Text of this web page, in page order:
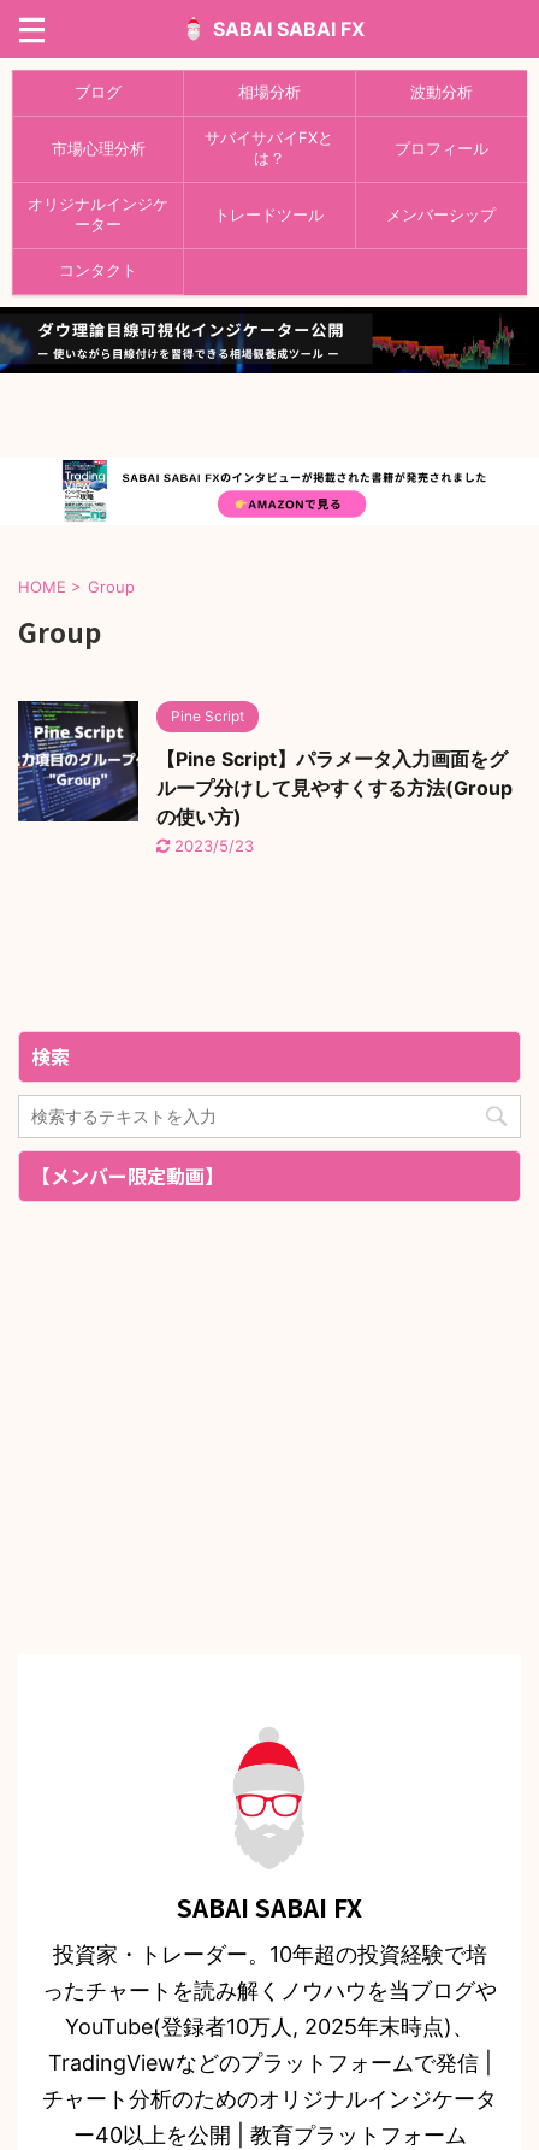
SABAI SABAI FX
ブログ 相場分析 波動分析
市場心理分析
サバイサバイFXと
は？
プロフィール
オリジナルインジケ
ーター
トレードツール メンバーシップ
コンタクト
HOME > Group
Group
Pine Script
【Pine Script】パラメータ入力画面をグ
ループ分けして見やすくする方法(Group
の使い方)
2023/5/23
検索
【メンバー限定動画】
SABAI SABAI FX
投資家・トレーダー。10年超の投資経験で培
ったチャートを読み解くノウハウを当ブログや
YouTube(登録者10万人, 2025年末時点)、
TradingViewなどのプラットフォームで発信 |
チャート分析のためのオリジナルインジケータ
ー40以上を公開 | 教育プラットフォーム